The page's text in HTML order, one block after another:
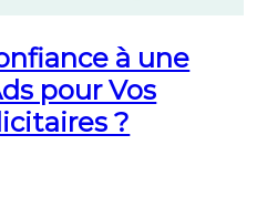
à une
pour Vos
?